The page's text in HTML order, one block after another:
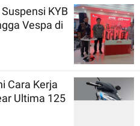
KYB
Vespa di
Cara Kerja
Ultima 125